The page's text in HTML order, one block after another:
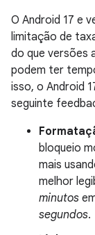
O Android 17 e
limitação de
do que versões
podem ter
isso, o Android
seguinte
bloqueio
mais
melhor
minutos
segundos.